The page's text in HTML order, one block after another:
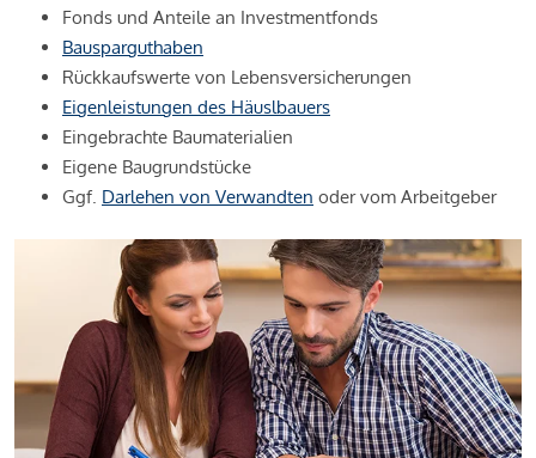
Fonds und Anteile an Investmentfonds
Bausparguthaben
Rückkaufswerte von Lebensversicherungen
Eigenleistungen des Häuslbauers
Eingebrachte Baumaterialien
Eigene Baugrundstücke
Ggf. Darlehen von Verwandten oder vom Arbeitgeber